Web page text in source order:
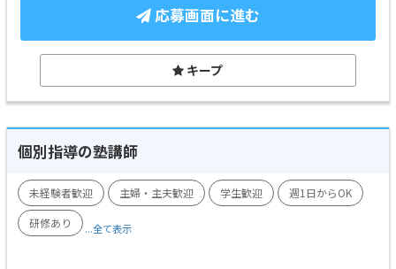
応募画面に進む
キープ
個別指導の塾講師
未経験者歓迎 主婦・主夫歓迎 学生歓迎
週1日からOK
研修あり
...全て表示